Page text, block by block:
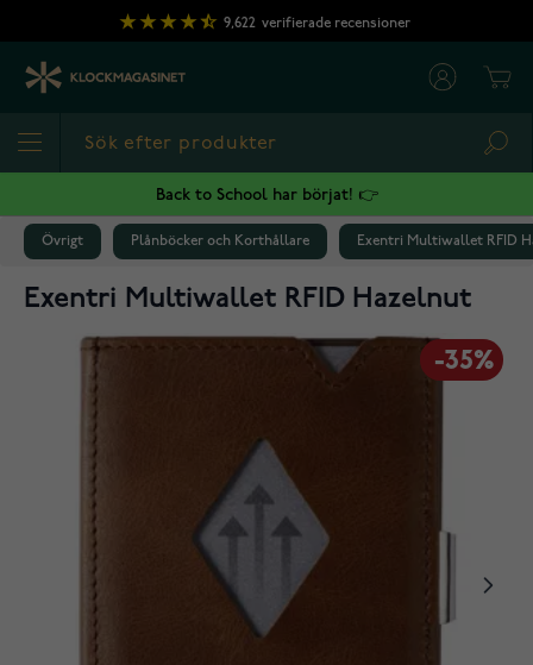
Hoppa till innehållet
9,622 verifierade recensioner
Back to School har börjat! 👉
Övrigt Plånböcker och Korthållare Exentri Multiwallet RFID
Exentri Multiwallet RFID Hazelnut
-35%